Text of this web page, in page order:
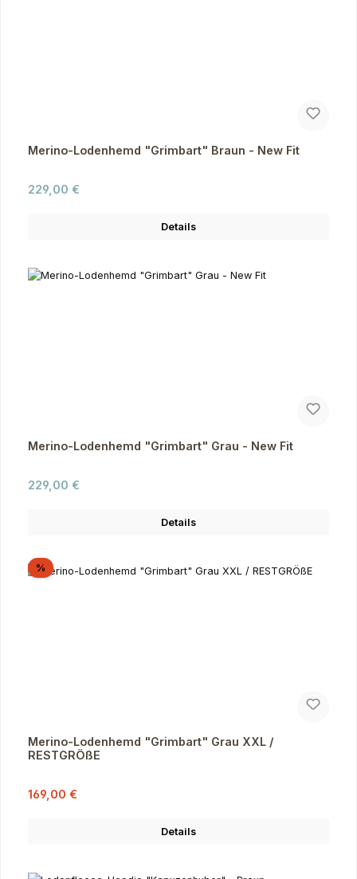
Merino-Lodenhemd "Grimbart" Braun - New Fit
Regulärer Preis:
229,00 €
Details
Merino-Lodenhemd "Grimbart" Grau - New Fit
Regulärer Preis:
229,00 €
Details
%Rabatt
Merino-Lodenhemd "Grimbart" Grau XXL /
RESTGRÖßE
Verkaufspreis:
169,00 €
Details